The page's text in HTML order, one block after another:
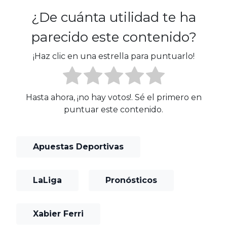
¿De cuánta utilidad te ha
parecido este contenido?
¡Haz clic en una estrella para puntuarlo!
Hasta ahora, ¡no hay votos!. Sé el primero en
puntuar este contenido.
Apuestas Deportivas
LaLiga Pronósticos
Xabier Ferri